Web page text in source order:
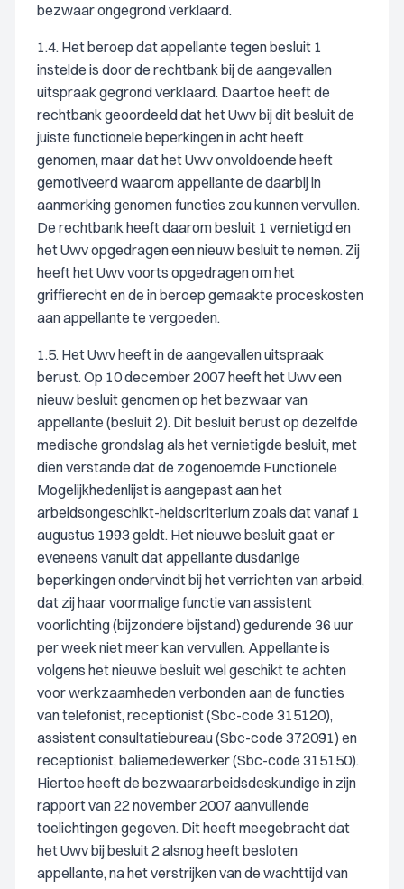
bezwaar ongegrond verklaard.
1.4. Het beroep dat appellante tegen besluit 1
instelde is door de rechtbank bij de aangevallen
uitspraak gegrond verklaard. Daartoe heeft de
rechtbank geoordeeld dat het Uwv bij dit besluit de
juiste functionele beperkingen in acht heeft
genomen, maar dat het Uwv onvoldoende heeft
gemotiveerd waarom appellante de daarbij in
aanmerking genomen functies zou kunnen vervullen.
De rechtbank heeft daarom besluit 1 vernietigd en
het Uwv opgedragen een nieuw besluit te nemen. Zij
heeft het Uwv voorts opgedragen om het
griffierecht en de in beroep gemaakte proceskosten
aan appellante te vergoeden.
1.5. Het Uwv heeft in de aangevallen uitspraak
berust. Op 10 december 2007 heeft het Uwv een
nieuw besluit genomen op het bezwaar van
appellante (besluit 2). Dit besluit berust op dezelfde
medische grondslag als het vernietigde besluit, met
dien verstande dat de zogenoemde Functionele
Mogelijkhedenlijst is aangepast aan het
arbeidsongeschikt-heidscriterium zoals dat vanaf 1
augustus 1993 geldt. Het nieuwe besluit gaat er
eveneens vanuit dat appellante dusdanige
beperkingen ondervindt bij het verrichten van arbeid,
dat zij haar voormalige functie van assistent
voorlichting (bijzondere bijstand) gedurende 36 uur
per week niet meer kan vervullen. Appellante is
volgens het nieuwe besluit wel geschikt te achten
voor werkzaamheden verbonden aan de functies
van telefonist, receptionist (Sbc-code 315120),
assistent consultatiebureau (Sbc-code 372091) en
receptionist, baliemedewerker (Sbc-code 315150).
Hiertoe heeft de bezwaararbeidsdeskundige in zijn
rapport van 22 november 2007 aanvullende
toelichtingen gegeven. Dit heeft meegebracht dat
het Uwv bij besluit 2 alsnog heeft besloten
appellante, na het verstrijken van de wachttijd van